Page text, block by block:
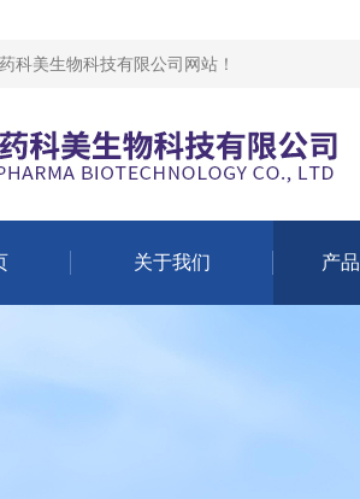
科美生物科技有限公司网站 ！
关于我们 产